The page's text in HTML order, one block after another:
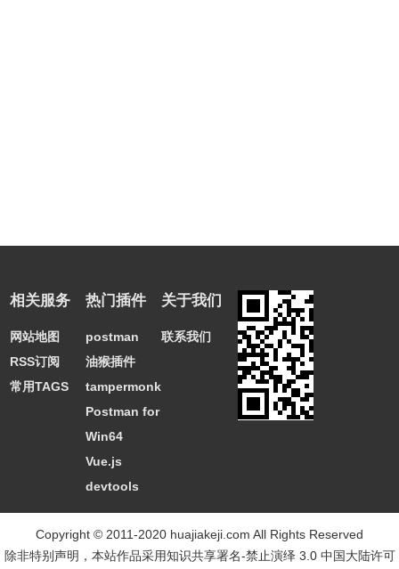
相关服务
网站地图
RSS订阅
常用TAGS
热门插件
postman
油猴插件
tampermonkey
Postman for
Win64
Vue.js
devtools
关于我们
联系我们
Copyright © 2011-2020 huajiakeji.com All Rights Reserved
除非特别声明，本站作品采用知识共享署名-禁止演绎 3.0 中国大陆许可